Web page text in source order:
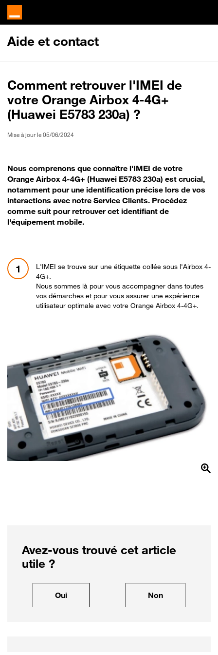
Aide et contact
Comment retrouver l'IMEI de
votre Orange Airbox 4-4G+
(Huawei E5783 230a) ?
Mise à jour le 05/06/2024
Nous comprenons que connaître l'IMEI de votre
Orange Airbox 4-4G+ (Huawei E5783 230a) est crucial,
notamment pour une identification précise lors de vos
interactions avec notre Service Clients. Procédez
comme suit pour retrouver cet identifiant de
l'équipement mobile.
1
L'IMEI se trouve sur une étiquette collée sous l'Airbox 4-
4G+.
Nous sommes là pour vous accompagner dans toutes
vos démarches et pour vous assurer une expérience
utilisateur optimale avec votre Orange Airbox 4-4G+.
Avez-vous trouvé cet article
utile ?
Oui, cet article m'a été utileNon, cet article ne